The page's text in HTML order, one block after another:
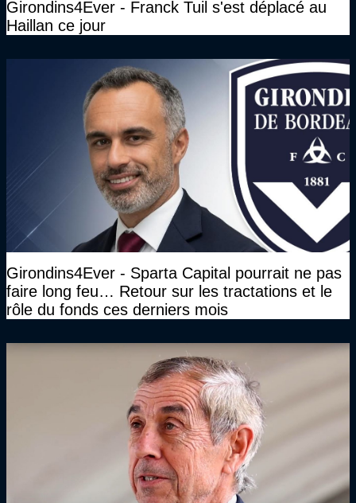
Girondins4Ever - Franck Tuil s'est déplacé au
Haillan ce jour
Girondins4Ever - Sparta Capital pourrait ne pas
faire long feu… Retour sur les tractations et le
rôle du fonds ces derniers mois